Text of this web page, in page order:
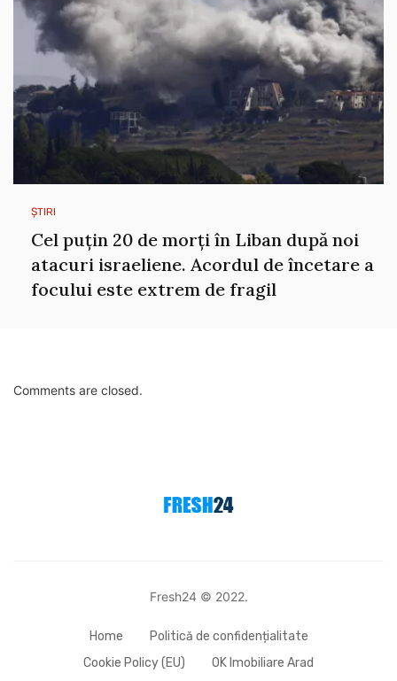
ȘTIRI
Cel puțin 20 de morți în Liban după noi
atacuri israeliene. Acordul de încetare a
focului este extrem de fragil
Comments are closed.
Fresh24 © 2022.
Home
Politică de confidențialitate
Cookie Policy (EU)
OK Imobiliare Arad